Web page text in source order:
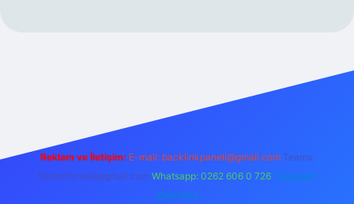
Reklam ve İletişim: E-mail: backlinkpaneli@gmail.com Teams:
forumhizmeti@gmail.com Whatsapp: 0262 606 0 726 Telegram:
@karabul